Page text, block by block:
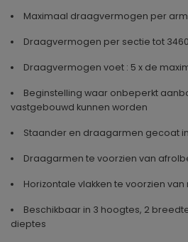
Maximaal draagvermogen per arm
Draagvermogen per sectie tot
Draagvermogen voet : 5 x de
Beginstelling waar onbeperkt
vastgebouwd kunnen worden
Staander en draagarmen gecoat in
Draagarmen te voorzien van
Horizontale vlakken te voorzien
Beschikbaar in 3 hoogtes, 2
dieptes